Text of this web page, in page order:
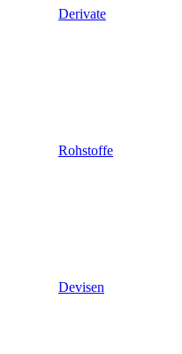
Derivate
Rohstoffe
Devisen